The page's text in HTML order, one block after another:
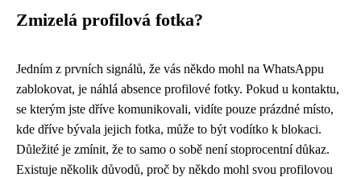
Zmizelá profilová fotka?
Jedním z prvních signálů, že vás někdo mohl na WhatsAppu
zablokovat, je náhlá absence profilové fotky. Pokud u kontaktu,
se kterým jste dříve komunikovali, vidíte pouze prázdné místo,
kde dříve bývala jejich fotka, může to být vodítko k blokaci.
Důležité je zmínit, že to samo o sobě není stoprocentní důkaz.
Existuje několik důvodů, proč by někdo mohl svou profilovou